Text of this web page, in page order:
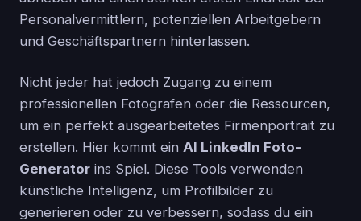
Personalvermittlern, potenziellen Arbeitgebern
und Geschäftspartnern hinterlassen.
Nicht jeder hat jedoch Zugang zu einem
professionellen Fotografen oder die Ressourcen,
um ein perfekt ausgearbeitetes Firmenportrait zu
erstellen. Hier kommt ein AI LinkedIn Foto-
Generator ins Spiel. Diese Tools verwenden
künstliche Intelligenz, um Profilbilder zu
generieren oder zu verbessern, sodass du ein